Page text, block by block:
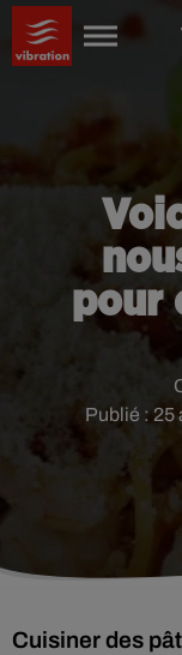
pour
Publié : 25
Cuisiner des